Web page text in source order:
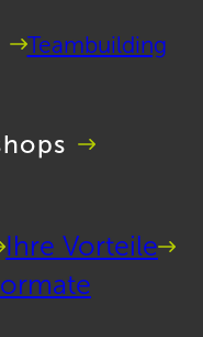
Teambuilding
Ihre Vorteile